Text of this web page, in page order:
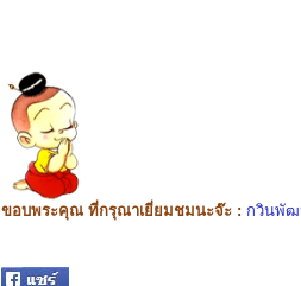
ขอบพระคุณ ที่กรุณาเยี่ยมชมนะจ๊ะ : กวินพั